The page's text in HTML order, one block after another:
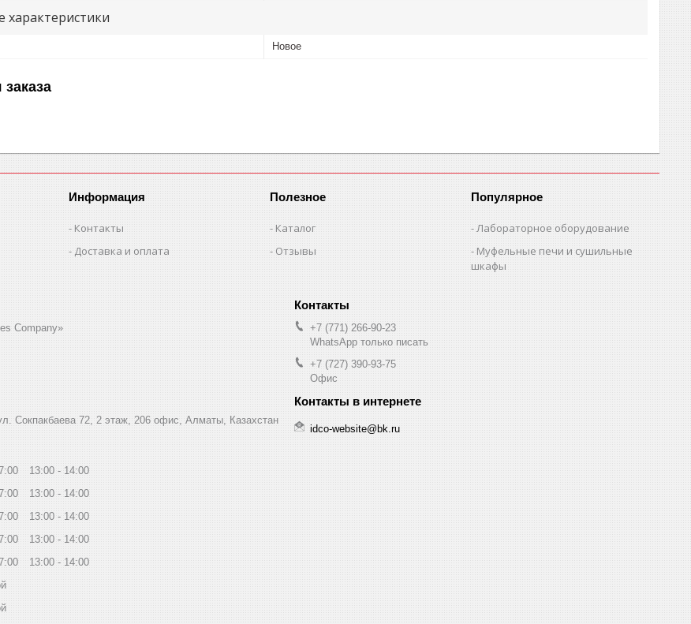
характеристики
Новое
Информация
Контакты
Доставка и оплата
Полезное
Каталог
Отзывы
Популярное
Лабораторное оборудование
Муфельные печи и сушильные
шкафы
Company»
Сокпакбаева 72, 2 этаж, 206 офис, Алматы, Казахстан
+7 (771) 266-90-23
WhatsApp только писать
+7 (727) 390-93-75
Офис
idco-website@bk.ru
13:00
14:00
13:00
14:00
13:00
14:00
13:00
14:00
13:00
14:00